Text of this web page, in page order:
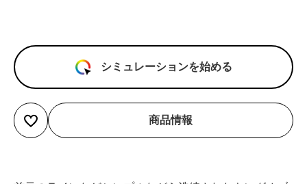
シミュレーションを始める
商品情報